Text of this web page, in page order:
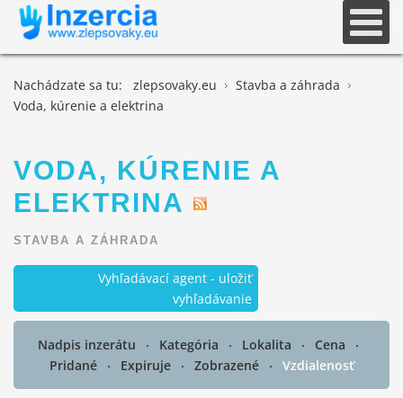
Nachádzate sa tu: zlepsovaky.eu
Stavba a záhrada
Voda, kúrenie a elektrina
VODA, KÚRENIE A
ELEKTRINA
STAVBA A ZÁHRADA
Vyhľadávací agent - uložiť
vyhľadávanie
Nadpis inzerátu Kategória Lokalita
Cena
Pridané
Expiruje Zobrazené Vzdialenosť